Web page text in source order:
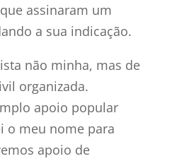
assinaram um
a sua indicação.
não minha, mas de
organizada.
apoio popular
o meu nome para
apoio de